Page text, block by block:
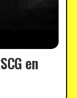
en